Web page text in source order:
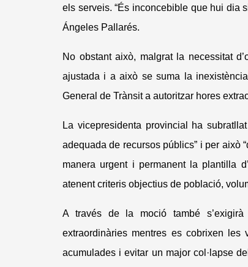
els serveis. “És inconcebible que hui dia
Ángeles Pallarés.
No obstant això, malgrat la necessitat
ajustada i a això se suma la
General de Trànsit a autoritzar hores
La vicepresidenta provincial ha
adequada de recursos públics” i per això
manera urgent i permanent la plantilla
atenent criteris objectius de població,
A través de la moció també s’exigirà
extraordinàries mentres es cobrixen les
acumulades i evitar un major col·lapse